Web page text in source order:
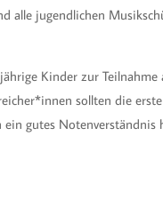
alle jugendlichen
Kinder zur
sollten die
gutes Notenverständnis